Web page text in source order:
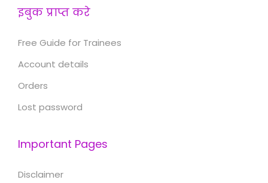
इबुक प्राप्त करे
Free Guide for Trainees
Account details
Orders
Lost password
Important Pages
Disclaimer